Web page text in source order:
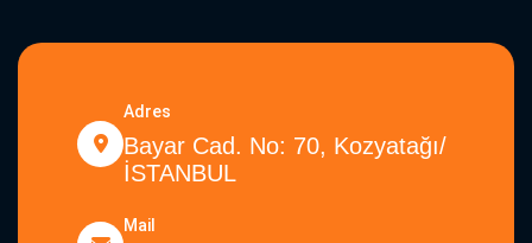
Adres
Bayar Cad. No: 70, Kozyatağı/
İSTANBUL
Mail